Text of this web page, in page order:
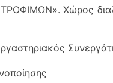
Χώρος